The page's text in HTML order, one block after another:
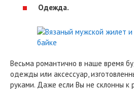
Одежда.
Весьма романтично в наше время
одежды или аксессуар,
руками. Даже если Вы не склонны к